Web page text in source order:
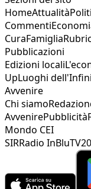
HomeAttualità
Commenti
CuraFamiglia
Pubblicazioni
Edizioni locali
UpLuoghi
Avvenire
Chi siamo
AvvenirePubblicità
Mondo CEI
SIRRadio InBlu